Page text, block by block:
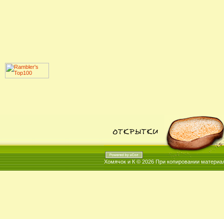
Хомячок и К © 2026При копировании